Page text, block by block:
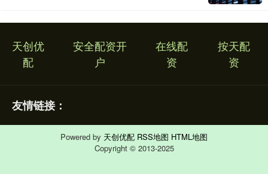
天创优
配
安全配资开
户
在线配
资
按天配
资
友情链接：
Powered by 天创优配 RSS地图 HTML地图
Copyright © 2013-2025